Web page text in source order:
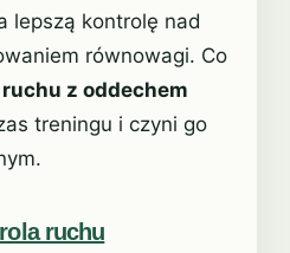
lepszą kontrolę nad
równowagi. Co
z oddechem
treningu i czyni go
ruchu